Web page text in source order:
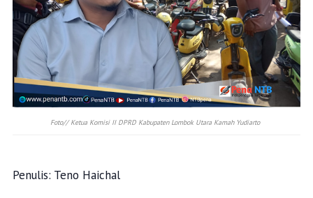
Foto// Ketua Komisi II DPRD Kabupaten Lombok Utara Kamah Yudiarto
Penulis: Teno Haichal